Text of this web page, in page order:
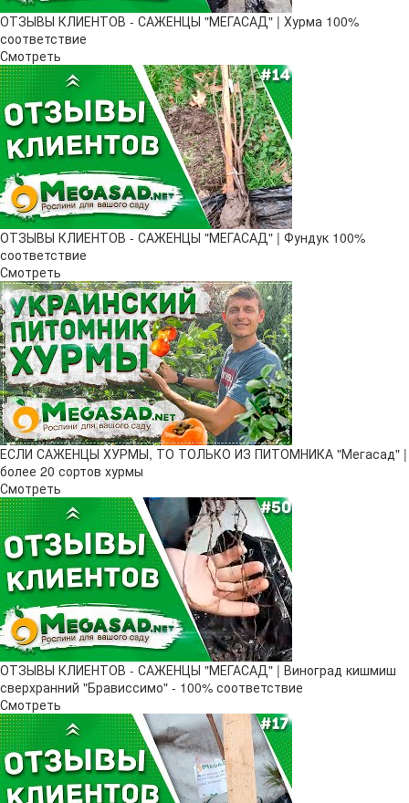
ОТЗЫВЫ КЛИЕНТОВ - САЖЕНЦЫ "МЕГАСАД" | Хурма 100%
соответствие
Смотреть
ОТЗЫВЫ КЛИЕНТОВ - САЖЕНЦЫ "МЕГАСАД" | Фундук 100%
соответствие
Смотреть
ЕСЛИ САЖЕНЦЫ ХУРМЫ, ТО ТОЛЬКО ИЗ ПИТОМНИКА "Мегасад" |
более 20 сортов хурмы
Смотреть
ОТЗЫВЫ КЛИЕНТОВ - САЖЕНЦЫ "МЕГАСАД" | Виноград кишмиш
сверхранний "Брависсимо" - 100% соответствие
Смотреть